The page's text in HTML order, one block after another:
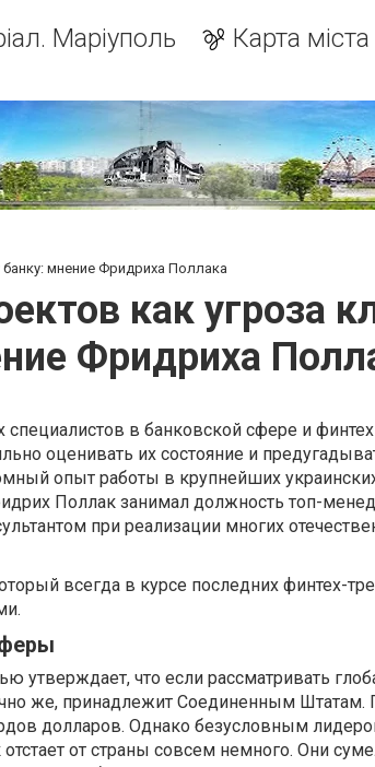
Маріуполь Карта міста
мнение Фридриха Поллака
как угроза
Фридриха
в банковской сфере и
оценивать их состояние и
опыт работы в крупнейших
Поллак занимал должность топ-
при реализации многих
всегда в курсе последних финтех-
утверждает, что если рассматривать
же, принадлежит Соединенным Штатам.
долларов. Однако безусловным
от страны совсем немного. Они